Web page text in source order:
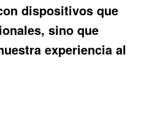
dispositivos que
sino que
experiencia al